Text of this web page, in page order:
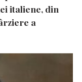
italiene, din
a